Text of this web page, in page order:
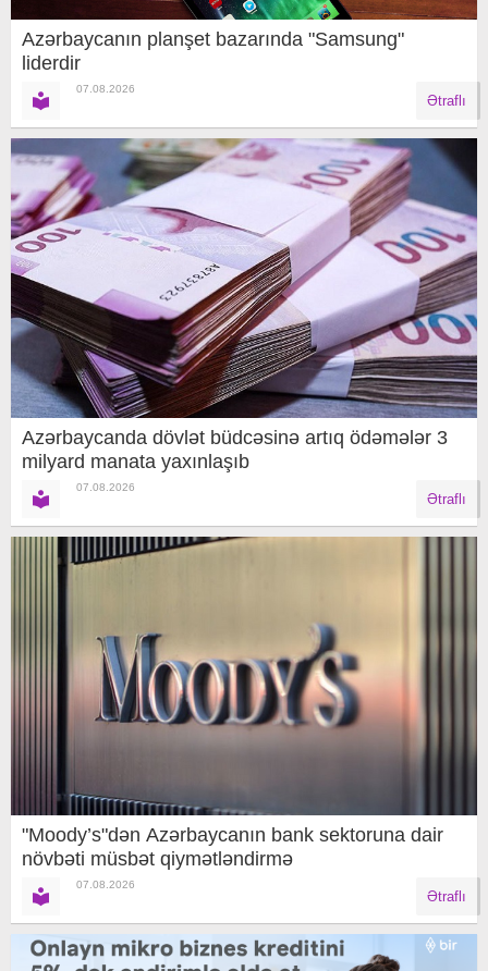
Azərbaycanın planşet bazarında "Samsung"
liderdir
07.08.2026
Ətraflı
Azərbaycanda dövlət büdcəsinə artıq ödəmələr 3
milyard manata yaxınlaşıb
07.08.2026
Ətraflı
"Moody’s"dən Azərbaycanın bank sektoruna dair
növbəti müsbət qiymətləndirmə
07.08.2026
Ətraflı